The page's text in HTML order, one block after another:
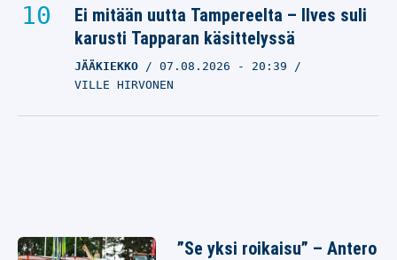
Ei mitään uutta Tampereelta – Ilves suli
karusti Tapparan käsittelyssä
JÄÄKIEKKO 07.08.2026 - 20:39
VILLE HIRVONEN
”Se yksi roikaisu” – Antero